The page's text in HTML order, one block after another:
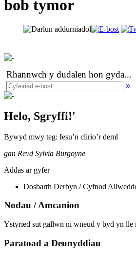
Rhannwch y dudalen hon gyda...
»
Helo, Sgryffi!'
Bywyd mwy teg: Iesu’n clirio’r deml
gan Revd Sylvia Burgoyne
Addas ar gyfer
Dosbarth Derbyn / Cyfnod
Nodau / Amcanion
Ystyried sut gallwn ni wneud y byd yn lle
Paratoad a Deunyddiau